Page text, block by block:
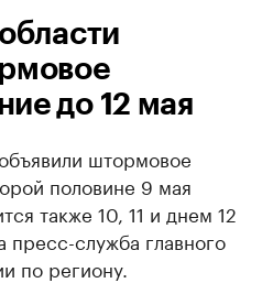
до 12 мая
штормовое
половине 9 мая
также 10, 11 и днем 12
служба главного
по региону.